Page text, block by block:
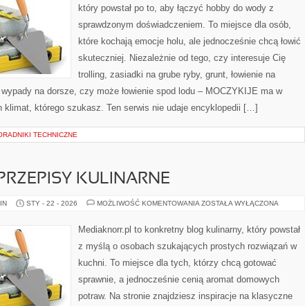
który powstał po to, aby łączyć hobby do wody z
sprawdzonym doświadczeniem. To miejsce dla osób,
które kochają emocje holu, ale jednocześnie chcą łowić
skuteczniej. Niezależnie od tego, czy interesuje Cię
trolling, zasiadki na grube ryby, grunt, łowienie na
na dorsze, czy może łowienie spod lodu – MOCZYKIJE ma w
klimat, którego szukasz. Ten serwis nie udaje encyklopedii […]
TECHNICZNE
KULINARNE
STY - 22 - 2026 MOŻLIWOŚĆ KOMENTOWANIA SZYBKIE
ZOSTAŁA WYŁĄCZONA
Mediaknorr.pl to konkretny blog kulinarny, który powstał
z myślą o osobach szukających prostych rozwiązań w
kuchni. To miejsce dla tych, którzy chcą gotować
sprawnie, a jednocześnie cenią aromat domowych
potraw. Na stronie znajdziesz inspiracje na klasyczne